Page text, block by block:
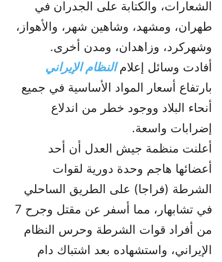
الشعارات، والكتابة على الجدران في
طهران، ومشهد، وشاهين شهر، والأهواز،
وشهركرد، وزاهدان، ومدن أخرى.
أفادت وسائل إعلامالنظام الإيراني
بارتفاع أسعار المواد الأساسية في جميع
أنحاء البلاد ووجود خطر من اندلاع
إضرابات واسعة.
أعلنت منظمة جيش العدل أن أحد
أعضائها هاجم وحدة دورية لقوات
الشرطة (فراجا) على الطريق الساحلي
في تشابهار، مما أسفر عن مقتل وجرح 7
من أفراد قوات الشرطة وحرس النظام
الإيراني، واستشهاده بعد اشتباك دام